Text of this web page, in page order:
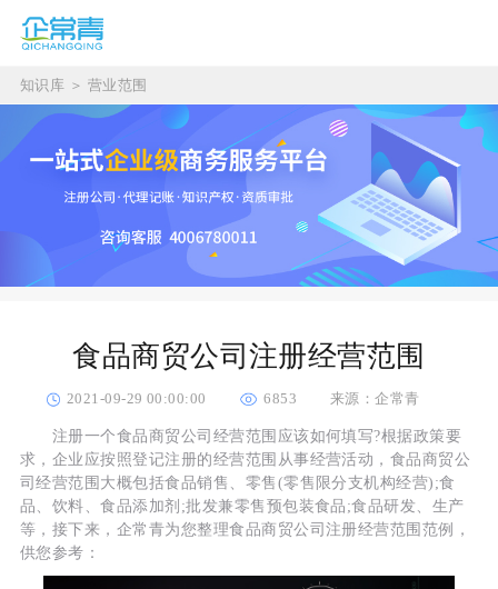
知识库 ＞ 营业范围
食品商贸公司注册经营范围
2021-09-29 00:00:00 6853 来源：企常青
注册一个食品商贸公司经营范围应该如何填写?根据政策要
求，企业应按照登记注册的经营范围从事经营活动，食品商贸公
司经营范围大概包括食品销售、零售(零售限分支机构经营);食
品、饮料、食品添加剂;批发兼零售预包装食品;食品研发、生产
等，接下来，企常青为您整理食品商贸公司注册经营范围范例，
供您参考：